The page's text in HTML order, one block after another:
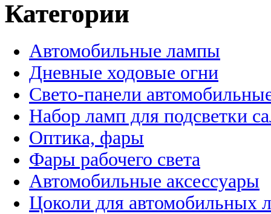
Категории
Автомобильные лампы
Дневные ходовые огни
Свето-панели
Набор ламп для подсветки
Оптика, фары
Фары рабочего света
Автомобильные аксессуары
Цоколи для автомобильных